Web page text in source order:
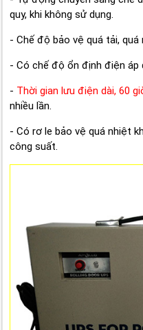
quy, khi không sử dụng.
- Chế độ bảo vệ quá tải, quá
- Có chế độ ổn định điện áp
- Thời gian lưu điện dài, 60
nhiều lần.
- Có rơ le bảo vệ quá nhiệt
công suất.